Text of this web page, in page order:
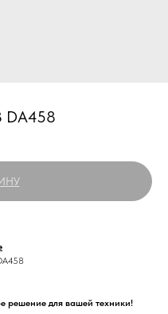
DA458
решение для вашей техники!